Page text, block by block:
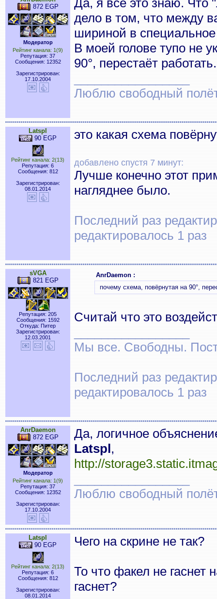
872 EGP
Модератор
Рейтинг канала: 1(9)
Репутация: 37
Сообщения: 12352
Зарегистрирован:
17.10.2004
Да, я всё это знаю. Что
дело в том, что между
шириной в
В моей голове тупо не
90°, перестаёт работать.
Люблю свободный
Latspl
90 EGP
Рейтинг канала: 2(13)
Репутация: 6
Сообщения: 812
Зарегистрирован:
08.01.2014
это какая схема
добавлено спустя 7 минут:
Лучше конечно этот
нагляднее было.
Последний раз
редактировалось 1 раз
sVGA
821 EGP
Репутация: 205
Сообщения: 1592
Откуда: Питер
Зарегистрирован:
12.03.2001
AnrDaemon :
почему схема, повёрнутая на 90°,
Считай что это
Мы все. Свободны.
Последний раз
редактировалось 1 раз
AnrDaemon
872 EGP
Модератор
Рейтинг канала: 1(9)
Репутация: 37
Сообщения: 12352
Зарегистрирован:
17.10.2004
Да, логичное
Latspl,
http://
Люблю свободный
Latspl
90 EGP
Рейтинг канала: 2(13)
Репутация: 6
Сообщения: 812
Зарегистрирован:
08.01.2014
Чего на скрине не так?
То что факел не гаснет
гаснет?